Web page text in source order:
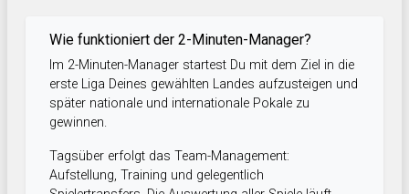
Wie funktioniert der 2-Minuten-Manager?
Im 2-Minuten-Manager startest Du mit dem Ziel in die
erste Liga Deines gewählten Landes aufzusteigen und
später nationale und internationale Pokale zu
gewinnen.
Tagsüber erfolgt das Team-Management:
Aufstellung, Training und gelegentlich